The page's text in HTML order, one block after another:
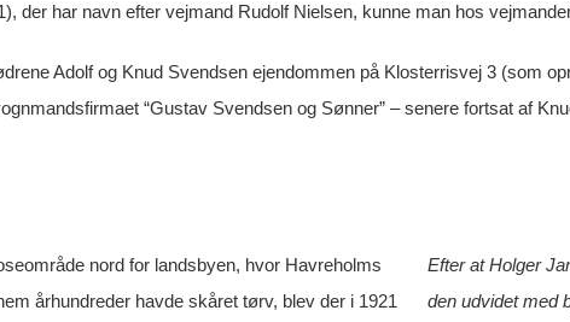
der har navn efter vejmand Rudolf Nielsen, kunne man hos
Adolf og Knud Svendsen ejendommen på Klosterrisvej 3 (som
“Gustav Svendsen og Sønner” – senere fortsat af
Efter at Holger
den udvidet med
nord for landsbyen, hvor Havreholms
århundreder havde skåret tørv, blev der i 1921